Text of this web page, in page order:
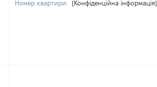
Номер квартири:
[Конфіденційна інформація]